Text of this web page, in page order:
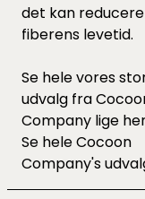
det kan reducere
fiberens levetid.
Se hele vores
udvalg fra
Company lige
Se heleCocoon
Company's